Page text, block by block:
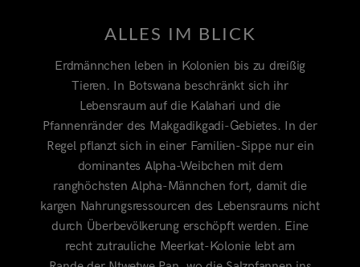
ALLES IM BLICK
Erdmännchen leben in Kolonien bis zu dreißig
Tieren. In Botswana beschränkt sich ihr
Lebensraum auf die Kalahari und die
Pfannenränder des Makgadikgadi-Gebietes. In der
Regel pflanzt sich in einer Familien-Sippe nur ein
dominantes Alpha-Weibchen mit dem
ranghöchsten Alpha-Männchen fort, damit die
kargen Nahrungsressourcen des Lebensraums nicht
durch Überbevölkerung erschöpft werden. Eine
recht zutrauliche Meerkat-Kolonie lebt am